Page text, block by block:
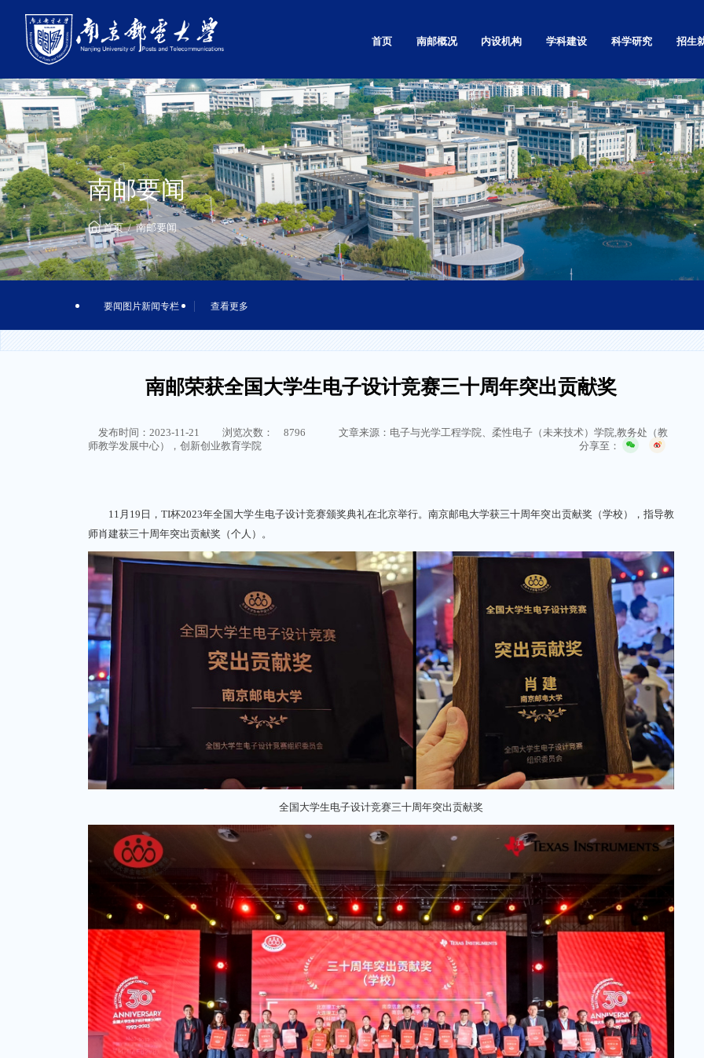
首页 南邮概况
学校章程
南邮精神
校标校训
南邮校史
南邮校歌
现任领导
视频展播
校园实景漫游
校园景色
校区地图
内设机构
教学机构
基层党的组织
科研机构
直属单位和其他
独立学院
学科建设 科学研究
社会科学研究
高等教育研究
科技基础条件平台
学术刊物
招生
研究生
留学生
继续教
就业信
南邮要闻
首页 南邮要闻
要闻图片新闻专栏 查看更多
南邮荣获全国大学生电子设计竞赛三十周年突出贡献奖
发布时间：2023-11-21 浏览次数： 8796
文章来源：电子与光学工程学院、柔性电子（未来技术）学院,教务处（教
师教学发展中心），创新创业教育学院
分享至：
11月19日，TI杯2023年全国大学生电子设计竞赛颁奖典礼在北京举行。南京邮电大学获三十周年突出贡献奖（学校），指导教
师肖建获三十周年突出贡献奖（个人）。
全国大学生电子设计竞赛三十周年突出贡献奖